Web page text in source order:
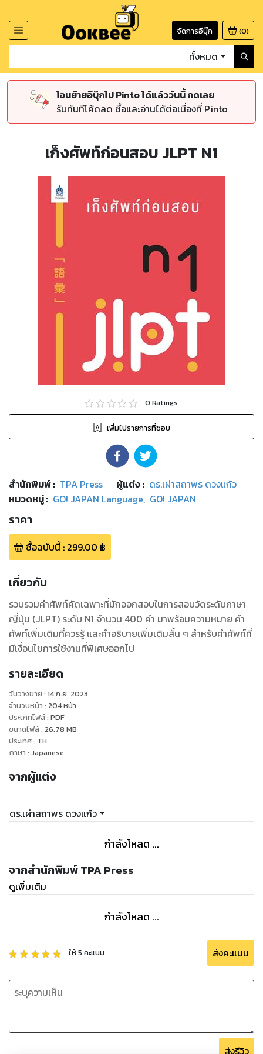
จัดการอีบุ๊ก (0)
ทั้งหมด
โอนย้ายอีบุ๊กไป Pinto ได้แล้ววันนี้ กดเลย
รับทันทีโค้ดลด ซื้อและอ่านได้ต่อเนื่องที่ Pinto
เก็งศัพท์ก่อนสอบ JLPT N1
0 Ratings
เพิ่มไปรายการที่ชอบ
สำนักพิมพ์: TPA Press ผู้แต่ง : ดร.เผ่าสถาพร ดวงแก้ว
หมวดหมู่: GO! JAPAN Language, GO! JAPAN
ราคา
ซื้อฉบับนี้: 299.00 ฿
เกี่ยวกับ
รวบรวมคำศัพท์คัดเฉพาะที่มักออกสอบในการสอบวัดระดับภาษา
ญี่ปุ่น (JLPT) ระดับ N1 จำนวน 400 คำ มาพร้อมความหมาย คำ
ศัพท์เพิ่มเติมที่ควรรู้ และคำอธิบายเพิ่มเติมสั้น ๆ สำหรับคำศัพท์ที่
มีเงื่อนไขการใช้งานที่พิเศษออกไป
รายละเอียด
วันวางขาย : 14 ก.ย. 2023
จำนวนหน้า : 204หน้า
ประเภทไฟล์: PDF
ขนาดไฟล์: 26.78 MB
ประเทศ: TH
ภาษา : Japanese
จากผู้แต่ง
ดร.เผ่าสถาพร ดวงแก้ว
กำลังโหลด ...
จากสำนักพิมพ์ TPA Press
ดูเพิ่มเติม
กำลังโหลด ...
ให้5 คะแนน ส่งคะแนน
ส่งรีวิว